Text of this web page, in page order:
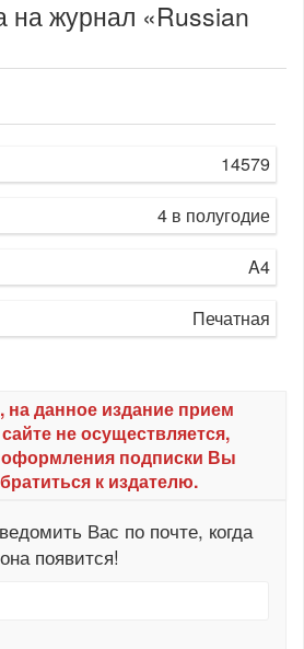
на журнал «Russian
14579
4 в полугодие
A4
Печатная
данное издание прием
не осуществляется,
подписки Вы
к издателю.
Вас по почте, когда
она появится!